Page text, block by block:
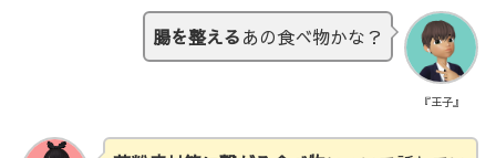
『王子』
腸を整えるあの食べ物かな？